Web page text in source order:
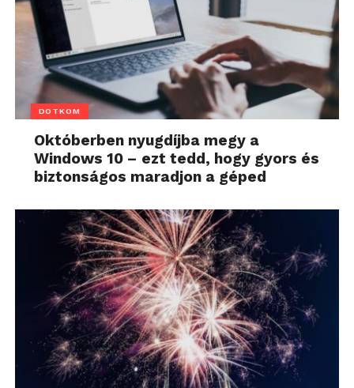
DOTKOM
Októberben nyugdíjba megy a
Windows 10 – ezt tedd, hogy gyors és
biztonságos maradjon a géped